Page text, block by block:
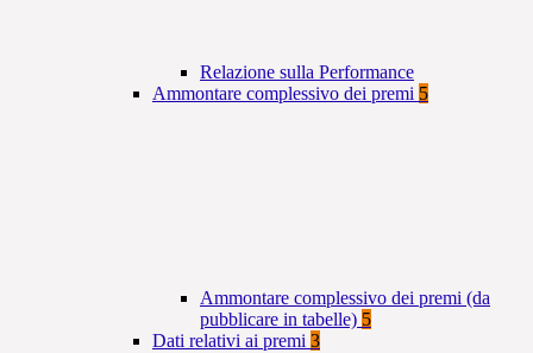
Relazione sulla Performance
Ammontare complessivo dei premi 5
Ammontare complessivo dei premi (da
pubblicare in tabelle) 5
Dati relativi ai premi 3